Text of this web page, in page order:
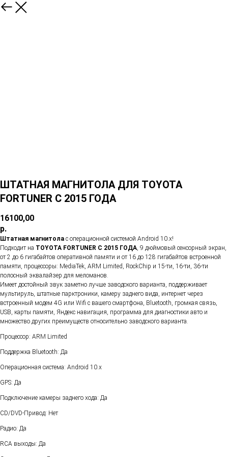
ШТАТНАЯ МАГНИТОЛА ДЛЯ TOYOTA
FORTUNER С 2015 ГОДА
16100,00
р.
Штатная магнитола с операционной системой Android 10.х!
Подходит на TOYOTA FORTUNER С 2015 ГОДА , 9 дюймовый сенсорный экран,
от 2 до 6 гигабайтов оперативной памяти и от 16 до 128 гигабайтов встроенной
памяти, процессоры: MediaTek, ARM Limited, RockChip и 15-ти, 16-ти, 36-ти
полосный эквалайзер для меломанов.
Имеет достойный звук заметно лучше заводского варианта, поддерживает
мультируль, штатные парктроники, камеру заднего вида, интернет через
встроенный модем 4G или Wifi с вашего смартфона, Bluetooth, громкая связь,
USB, карты памяти, Яндекс навигация, программа для диагностики авто и
множество других преимуществ относительно заводского варианта.
Процессор: ARM Limited
Поддержка Bluetooth: Да
Операционная система: Android 10.х
GPS: Да
Подключение камеры заднего хода: Да
CD/DVD-Привод: Нет
Радио: Да
RCA выходы: Да